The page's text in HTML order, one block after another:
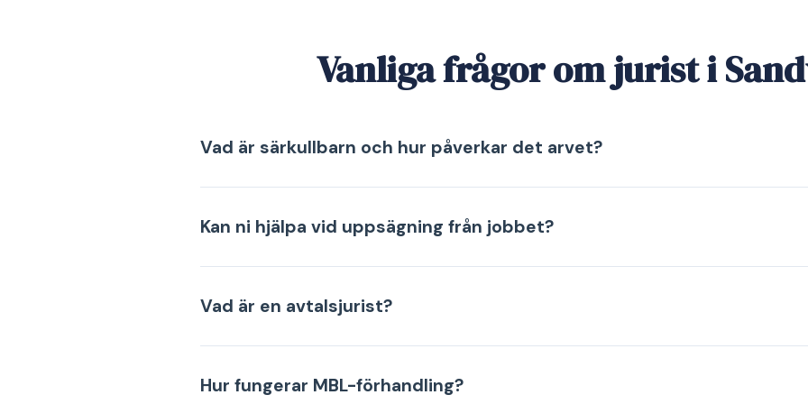
Vanliga frågor om jurist i
Vad är särkullbarn och hur påverkar det arvet?
Kan ni hjälpa vid uppsägning från jobbet?
Vad är en avtalsjurist?
Hur fungerar MBL-förhandling?